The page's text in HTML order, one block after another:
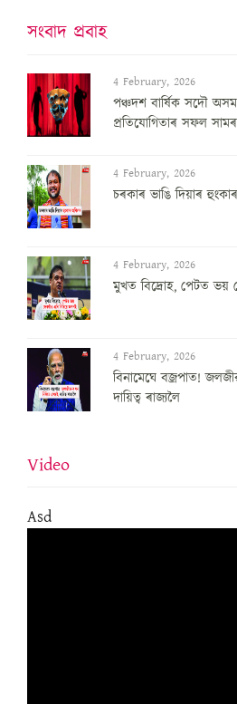
সংবাদ প্ৰবাহ
4 February, 2026
পঞ্চদশ বার্ষিক সদৌ
প্রতিযোগিতাৰ সফল
4 February, 2026
চৰকাৰ ভাঙি দিয়াৰ
4 February, 2026
মুখত বিদ্ৰোহ, পেটত ভয়
4 February, 2026
বিনামেঘে বজ্ৰপাত!
দায়িত্ব ৰাজ্যলৈ
Video
Asd